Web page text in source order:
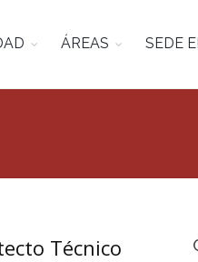
ÁREAS SEDE
Técnico